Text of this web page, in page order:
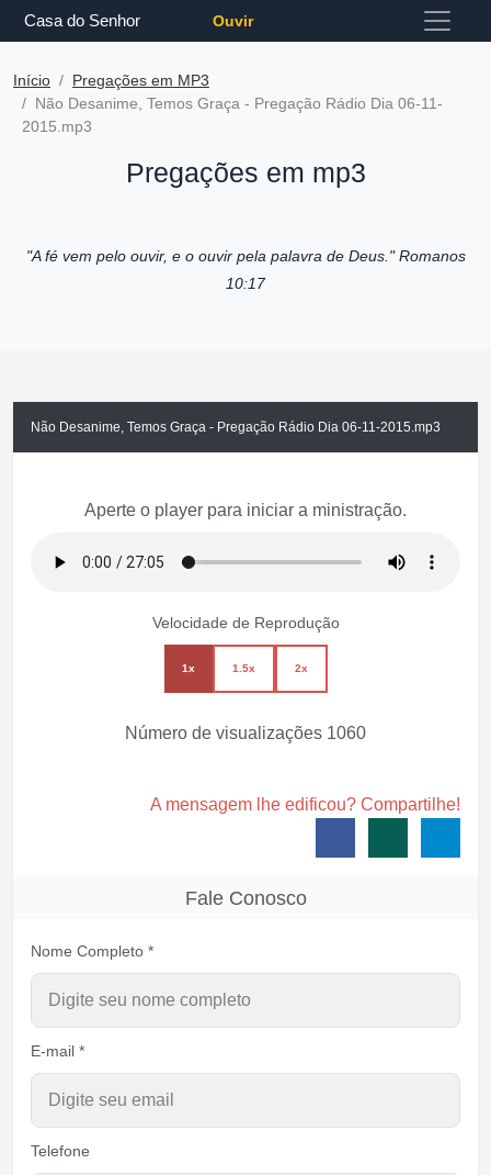
Casa do Senhor Ouvir
Início
Pregações em MP3
Não Desanime, Temos Graça - Pregação Rádio Dia 06-11-
2015.mp3
Pregações em mp3
"A fé vem pelo ouvir, e o ouvir pela palavra de Deus."Romanos
10:17
Não Desanime, Temos Graça - Pregação Rádio Dia 06-11-2015.mp3
Aperte o player para iniciar a ministração.
Velocidade de Reprodução
1x 1.5x 2x
Número de visualizações 1060
A mensagem lhe edificou? Compartilhe!
Fale Conosco
Nome Completo *
E-mail *
Telefone